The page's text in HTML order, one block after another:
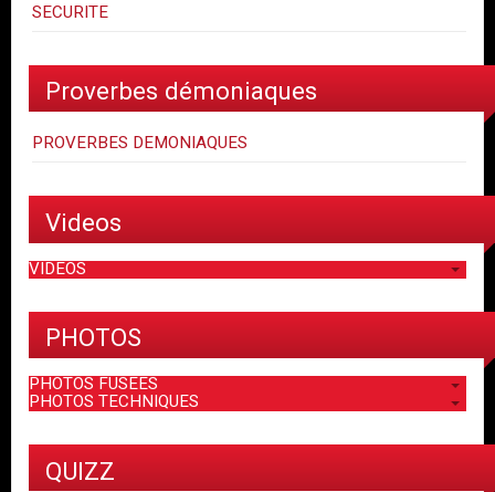
SECURITE
Proverbes démoniaques
PROVERBES DEMONIAQUES
Videos
VIDEOS
PHOTOS
PHOTOS FUSEES
PHOTOS TECHNIQUES
QUIZZ